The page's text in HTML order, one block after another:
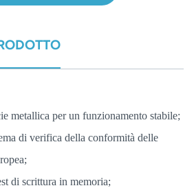
metallica per un funzionamento stabile;
di verifica della conformità delle
di scrittura in memoria;